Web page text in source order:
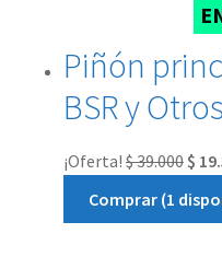
Piñón
BSR y
¡Oferta! $39.000 $
Comprar (1